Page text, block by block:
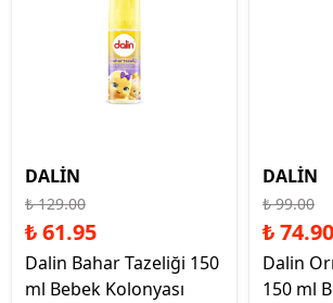
DALİN
₺ 129.00
₺ 61.95
Dalin Bahar Tazeliği 150
ml Bebek Kolonyası
DALİN
₺ 99.00
₺ 74.90
Dalin
150 ml